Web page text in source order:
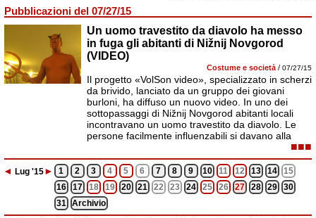
Pubblicazioni del 07/27/15
Un uomo travestito da diavolo ha messo
in fuga gli abitanti di Nižnij Novgorod
(VIDEO)
Costume e società / 07/27/15
Il progetto «VolSon video», specializzato in scherzi
da brivido, lanciato da un gruppo dei giovani
burloni, ha diffuso un nuovo video. In uno dei
sottopassaggi di Nižnij Novgorod abitanti locali
incontravano un uomo travestito da diavolo. Le
persone facilmente influenzabili si davano alla
■■■
◄ Lug '15► 1 2 3 4 5 6 7 8 9 10 11 12 13 14
15
16
17 18 19 20 21 22 23 24 25 26 27 28 29
30
31
Archivio